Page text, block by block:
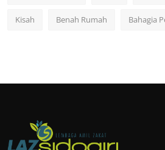
Kisah Benah Rumah Bahagia